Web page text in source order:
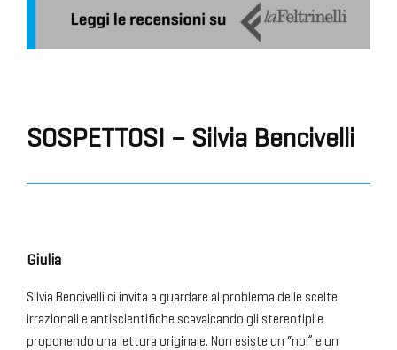
SOSPETTOSI – Silvia Bencivelli
Giulia
Silvia Bencivelli ci invita a guardare al problema delle scelte
irrazionali e antiscientifiche scavalcando gli stereotipi e
proponendo una lettura originale. Non esiste un “noi” e un